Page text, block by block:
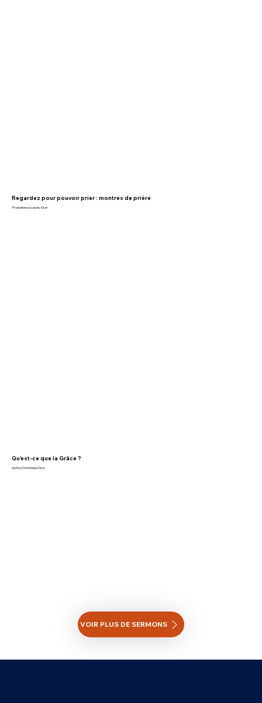
Regardez pour pouvoir prier : montres de prière
Prophétesse Lesley Osei
Qu'est-ce que la Grâce ?
Apôtre Dominique Osei
VOIR PLUS DE SERMONS